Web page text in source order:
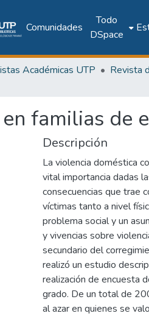
Comunidades
Todo
DSpace
Académicas UTP
familias de
Descripción
La violencia doméstica
vital importancia dadas
consecuencias que trae
víctimas tanto a nivel
problema social y un
y vivencias sobre
secundario del
realizó un estudio
realización de encuesta
grado. De un total de
al azar en quienes se